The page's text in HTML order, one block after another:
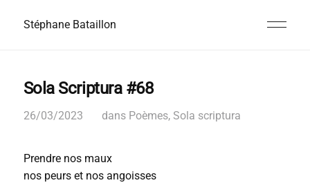
Stéphane Bataillon
Sola Scriptura #68
26/03/2023 dans Poèmes, Sola scriptura
Prendre nos maux
nos peurs et nos angoisses